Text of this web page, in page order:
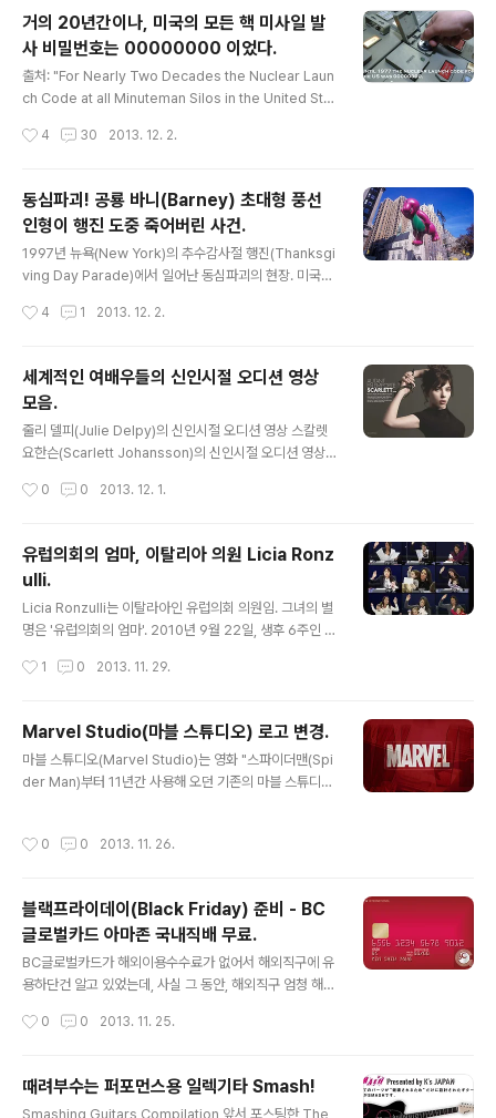
조그만 돛단배로 혼자 고기잡이를 하는 노인이었다. 팔십
사일 동안 그는 바다에 나가서 고기를 한 마리도 잡지 못했
다." 민음사 "그는 멕시코 만류에서 조각배를 타고 홀로 고
기잡이 하는 노인이었다. 여든 날 하고도 나흘이 지나도록
고기 한 마리 낚지 못했다." 열린책들 "그는 걸프 해류에서
거의 20년간이나, 미국의 모든 핵 미사일 발
사 비밀번호는 00000000 이었다.
출처: "For Nearly Two Decades the Nuclear Laun
ch Code at all Minuteman Silos in the United Stat
사일 저장고의 핵 미사일 발사코드가 00000000이었다
치 엄청난 보안 속에 비밀리에 지켜지고 있었던 것처럼 포
장되었지만, 실제로는 소련에서 미국을 향해 핵 미사일이
날아오고 있을때, 대통령의 급한 허가 없이도, 어떤 군인이
라도 바로 핵 미사일을 대응 발사할 수 있도록 하기 위해,
핵 미사일 발사코드를 일부러 0000000으로 결정했다고.
못 누를 사람은 없을..
4 30 2013. 12. 2.
동심파괴! 공룡 바니(Barney) 초대형 풍선
인형이 행진 도중 죽어버린 사건.
1997년 뉴욕(New York)의 추수감사절 행진(Thanksgi
ving Day Parade)에서 일어난 동심파괴의 현장. 미국인
형 풍선 인형이 메이시스(Macy's) 백화점이 주최한 퍼레
데, 결국 바람과 퍼레이드 행렬의 힘을 이기지 못하고, 찢어
지며-_ - 수 많은 인파들 사이에서 바니(Barney) 풍선이
거대한 보라색 공룡시체가 되어 쓰러지는 모습이 연출됨.
이것이 바로 동심파괴의 현장;
4 1 2013. 12. 2.
세계적인 여배우들의 신인시절 오디션 영상
모음.
줄리 델피(Julie Delpy)의 신인시절 오디션 영상 스칼렛
요한슨(Scarlett Johansson)의 신인시절 오디션 영상
나탈리 포트만(Natalie Portman)의 신인시절 오디션 영
디션 영상 오드리 토투(Audrey Tautou)의 신인시절 오
디션 영상 소피 마르소(Sophie Marceau)의 신인시절
오디션 영상 샬롯 갱스부르(Chalotte Gainsbourg)의
신인시절 오디션 영상 엠마 스톤(Emma Stone)의 신인시
절 오디션 영상 엘렌 페이지(Ellen Page)의 신인시절 오
디션 영상
0 0 2013. 12. 1.
유럽의회의 엄마, 이탈리아 의원 Licia Ronz
ulli.
Licia Ronzulli는 이탈라아인 유럽의회 의원임. 그녀의 별
명은 '유럽의회의 엄마'. 2010년 9월 22일, 생후 6주인 딸
난 이후로 회의마다 딸을 데리고 다니고 있는데, 그래서 회
있음. 그녀는 딸을 데리고 다니는 이유에 대한 질문에 다음
과 같이 답함. "임신과 직업, 사회생활과 가사를 병행할 수
없는 모든 여성을 위해, 딸과 함께 이 자리에 왔다" Licia R
onzulli는 이탈라아인 유럽의회 의원임. 그녀의 별명은 '유
로 회의마다 딸을 ..
1 0 2013. 11. 29.
Marvel Studio(마블 스튜디오) 로고 변경.
마블 스튜디오(Marvel Studio)는 영화 "스파이더맨(Spi
der Man)부터 11년간 사용해 오던 기존의 마블 스튜디오
상 역시 새롭게 만들어서 공개했는데, 음악은 아이언맨3(Ir
맡았다고 한다. 로고가 많이 바뀐 것은 아니고, 최근 마블
고유의 폰트 디자인은 유지하되, 사각의 테두리를 유지하
고, 하단에 STUDIOS를 추가한듯 하다. 직접 비교해보자
면 아래와 같다. 바뀐 로고는 "토르: 다크월드(Thor: The
0 0 2013. 11. 26.
블랙프라이데이(Black Friday) 준비 - BC
글로벌카드 아마존 국내직배 무료.
BC글로벌카드가 해외이용수수료가 없어서 해외직구에 유
용하단건 알고 있었는데, 사실 그 동안, 해외직구 엄청 해대
지 않고, 그냥 일반 신용카드를 사용했던게 사실이었다. 그
15일부터 내년 2월 16일까지 아마존닷컴에서 한국 직배
송비를 무료로 해주기로 한 것. 와, 이건 솔직히 좀 쎈듯. 아
0 0 2013. 11. 25.
때려부수는 퍼포먼스용 일렉기타 Smash!
Smashing Guitars Compilation 앞서 포스팅한 The